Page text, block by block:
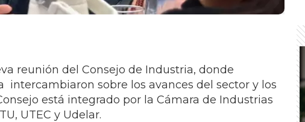
reunión del Consejo de Industria, donde
sobre los avances del sector y los
está integrado por la Cámara de Industrias
UTEC y Udelar.